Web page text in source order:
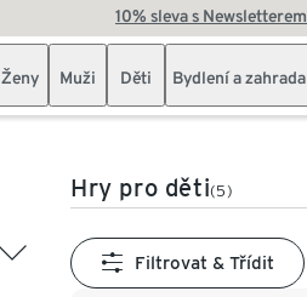
10% sleva s Newsletterem
Ženy Muži Děti Bydlení a zahrada
Hry pro děti(5)
Filtrovat & Třídit